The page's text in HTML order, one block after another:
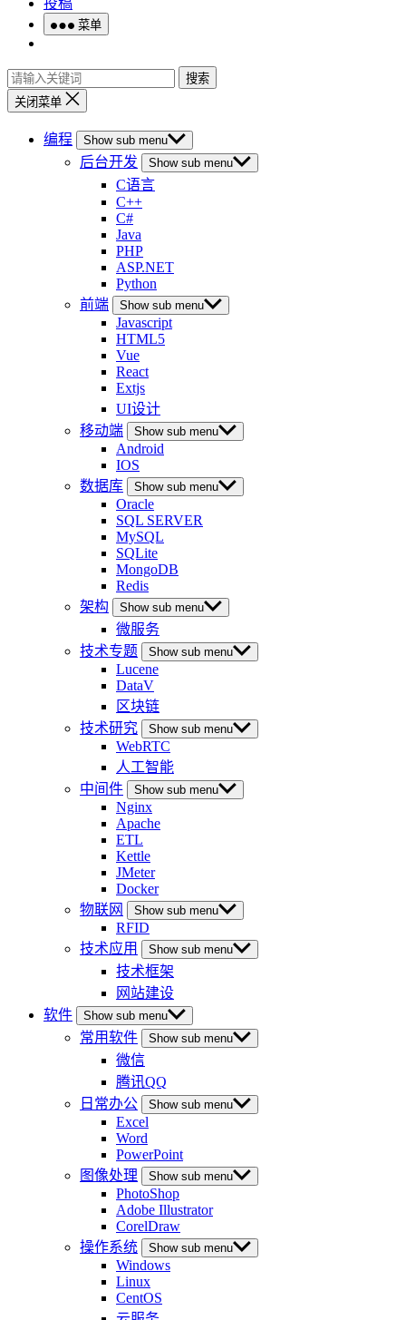
投稿
菜单
搜索
关闭菜单
编程 Show sub menu
后台开发 Show sub menu
C语言
C++
C#
Java
PHP
ASP.NET
Python
前端
Show sub menu
Javascript
HTML5
Vue
React
Extjs
UI设计
移动端
Show sub menu
Android
IOS
数据库
Show sub menu
Oracle
SQL SERVER
MySQL
SQLite
MongoDB
Redis
架构
Show sub menu
微服务
技术专题
Show sub menu
Lucene
DataV
区块链
技术研究
Show sub menu
WebRTC
人工智能
中间件
Show sub menu
Nginx
Apache
ETL
Kettle
JMeter
Docker
物联网
Show sub menu
RFID
技术应用
Show sub menu
技术框架
网站建设
软件
Show sub menu
常用软件 Show sub menu
微信
腾讯QQ
日常办公
Show sub menu
Excel
Word
PowerPoint
图像处理
Show sub menu
PhotoShop
Adobe Illustrator
CorelDraw
操作系统
Show sub menu
Windows
Linux
CentOS